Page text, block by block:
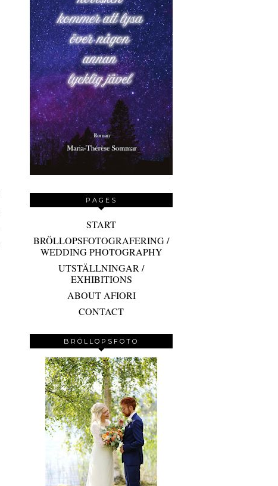
PAGES
START
BRÖLLOPSFOTOGRAFERING /
WEDDING PHOTOGRAPHY
UTSTÄLLNINGAR /
EXHIBITIONS
ABOUT AFIORI
CONTACT
BRÖLLOPSFOTO